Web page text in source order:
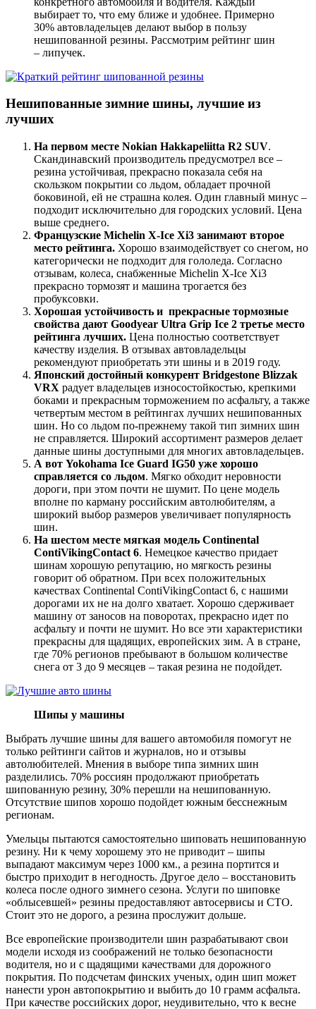
выбирает то, что ему ближе и удобнее. Примерно
30% автовладельцев делают выбор в пользу
нешипованной резины. Рассмотрим рейтинг шин
– липучек.
Нешипованные зимние шины, лучшие из
лучших
На первом месте Nokian Hakkapeliitta R2 SUV.
Скандинавский производитель предусмотрел все –
резина устойчивая, прекрасно показала себя на
скользком покрытии со льдом, обладает прочной
боковиной, ей не страшна колея. Один главный минус –
подходит исключительно для городских условий. Цена
выше среднего.
Французские Michelin X-Ice Xi3 занимают второе
место рейтинга. Хорошо взаимодействует со снегом, но
категорически не подходит для гололеда. Согласно
отзывам, колеса, снабженные Michelin X-Ice Xi3
прекрасно тормозят и машина трогается без
пробуксовки.
Хорошая устойчивость и прекрасные тормозные
свойства дают Goodyear Ultra Grip Ice 2 третье место
рейтинга лучших. Цена полностью соответствует
качеству изделия. В отзывах автовладельцы
рекомендуют приобретать эти шины и в 2019 году.
Японский достойный конкурент Bridgestone Blizzak
VRX радует владельцев износостойкостью, крепкими
боками и прекрасным торможением по асфальту, а также
четвертым местом в рейтингах лучших нешипованных
шин. Но со льдом по-прежнему такой тип зимних шин
не справляется. Широкий ассортимент размеров делает
данные шины доступными для многих автовладельцев.
А вот Yokohama Ice Guard IG50 уже хорошо
справляется со льдом. Мягко обходит неровности
дороги, при этом почти не шумит. По цене модель
вполне по карману российским автолюбителям, а
широкий выбор размеров увеличивает популярность
шин.
На шестом месте мягкая модель Continental
ContiVikingContact 6. Немецкое качество придает
шинам хорошую репутацию, но мягкость резины
говорит об обратном. При всех положительных
качествах Continental ContiVikingContact 6, с нашими
дорогами их не на долго хватает. Хорошо сдерживает
машину от заносов на поворотах, прекрасно идет по
асфальту и почти не шумит. Но все эти характеристики
прекрасны для щадящих, европейских зим. А в стране,
где 70% регионов пребывают в большом количестве
снега от 3 до 9 месяцев – такая резина не подойдет.
Шипы у машины
Выбрать лучшие шины для вашего автомобиля помогут не
только рейтинги сайтов и журналов, но и отзывы
автолюбителей. Мнения в выборе типа зимних шин
разделились. 70% россиян продолжают приобретать
шипованную резину, 30% перешли на нешипованную.
Отсутствие шипов хорошо подойдет южным бесснежным
регионам.
Умельцы пытаются самостоятельно шиповать нешипованную
резину. Ни к чему хорошему это не приводит – шипы
выпадают максимум через 1000 км., а резина портится и
быстро приходит в негодность. Другое дело – восстановить
колеса после одного зимнего сезона. Услуги по шиповке
«облысевшей» резины предоставляют автосервисы и СТО.
Стоит это не дорого, а резина прослужит дольше.
Все европейские производители шин разрабатывают свои
модели исходя из соображений не только безопасности
водителя, но и с щадящими качествами для дорожного
покрытия. По подсчетам финских ученых, один шип может
нанести урон автопокрытию и выбить до 10 грамм асфальта.
При качестве российских дорог, неудивительно, что к весне